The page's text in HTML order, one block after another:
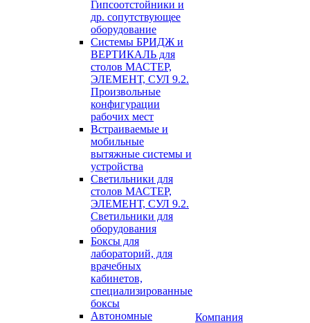
Гипсоотстойники и
др. сопутствующее
оборудование
Системы БРИДЖ и
ВЕРТИКАЛЬ для
столов МАСТЕР,
ЭЛЕМЕНТ, СУЛ 9.2.
Произвольные
конфигурации
рабочих мест
Встраиваемые и
мобильные
вытяжные системы и
устройства
Светильники для
столов МАСТЕР,
ЭЛЕМЕНТ, СУЛ 9.2.
Светильники для
оборудования
Боксы для
лабораторий, для
врачебных
кабинетов,
специализированные
боксы
Автономные
Компания